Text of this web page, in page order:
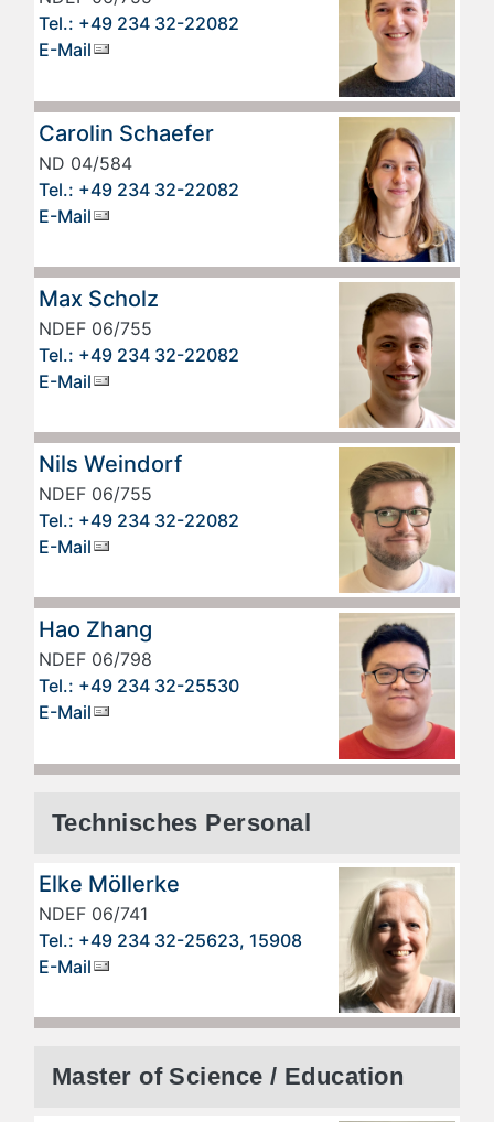
Tel.: +49 234 32-22082
E-Mail
Carolin Schaefer
ND 04/584
Tel.: +49 234 32-22082
E-Mail
Max Scholz
NDEF 06/755
Tel.: +49 234 32-22082
E-Mail
Nils Weindorf
NDEF 06/755
Tel.: +49 234 32-22082
E-Mail
Hao Zhang
NDEF 06/798
Tel.: +49 234 32-25530
E-Mail
Technisches Personal
Elke Möllerke
NDEF 06/741
Tel.: +49 234 32-25623, 15908
E-Mail
Master of Science / Education